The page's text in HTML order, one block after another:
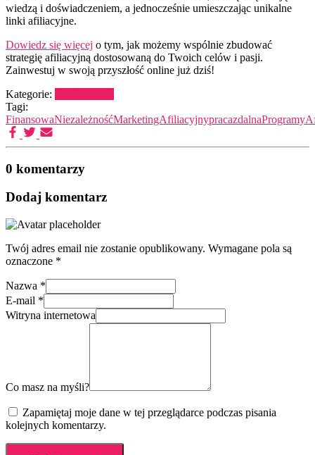
wiedzą i doświadczeniem, a jednocześnie umieszczając unikalne
linki afiliacyjne.
Dowiedz się więcej o tym, jak możemy wspólnie zbudować
strategię afiliacyjną dostosowaną do Twoich celów i pasji.
Zainwestuj w swoją przyszłość online już dziś!
Kategorie:
Tagi:
FinansowaNiezależnośćMarketingAfiliacyjnypracazdalna
0 komentarzy
Dodaj komentarz
Twój adres email nie zostanie opublikowany. Wymagane pola są
oznaczone *
Nazwa *
E-mail *
Witryna internetowa
Co masz na myśli?
Zapamiętaj moje dane w tej przeglądarce podczas pisania
kolejnych komentarzy.